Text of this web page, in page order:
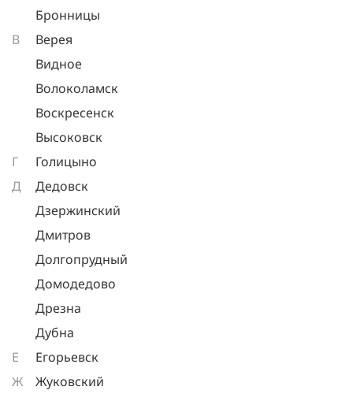
Бронницы
В
Верея
Видное
Волоколамск
Воскресенск
Высоковск
Г
Голицыно
Д
Дедовск
Дзержинский
Дмитров
Долгопрудный
Домодедово
Дрезна
Дубна
Е
Егорьевск
Ж
Жуковский